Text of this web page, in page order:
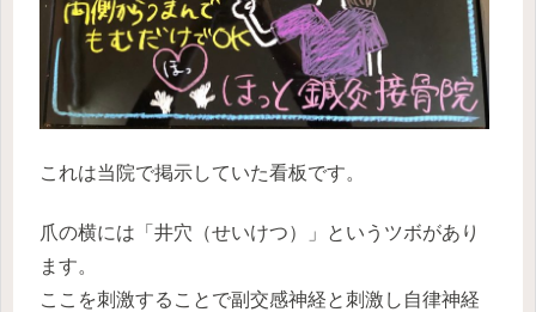
これは当院で掲示していた看板です。
爪の横には「井穴（せいけつ）」というツボがあり
ます。
ここを刺激することで副交感神経と刺激し自律神経